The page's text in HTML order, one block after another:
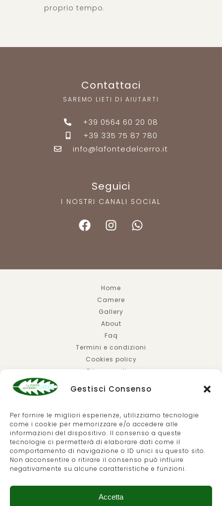
Gestisci Consenso
Per fornire le migliori esperienze, utilizziamo tecnologie
come i cookie per memorizzare e/o accedere alle
informazioni del dispositivo. Il consenso a queste
tecnologie ci permetterà di elaborare dati come il
comportamento di navigazione o ID unici su questo sito.
Non acconsentire o ritirare il consenso può influire
negativamente su alcune caratteristiche e funzioni.
Accetta
proprio tempo.
Contattaci
SAREMO LIETI DI AIUTARTI
+39 0564 60 20 08
+39 335 75 87 780
info@lafontedelcerro.it
Seguici
I NOSTRI CANALI SOCIAL
Home
Camere
Gallery
About
Faq
Termini e condizioni
Cookies policy
Privacy policy
© 2026 | HOTEL LA FONTE DEL CERRO SATURNIA |
10 DELLA FOLLONATA KM 3+500 | P.IVA 01564720538
CIN HOTEL: IT053014A12G5N9CSM | CIN RTA:
IT053014A1IC2AQPJU
Sito realizzato con la consulenza di